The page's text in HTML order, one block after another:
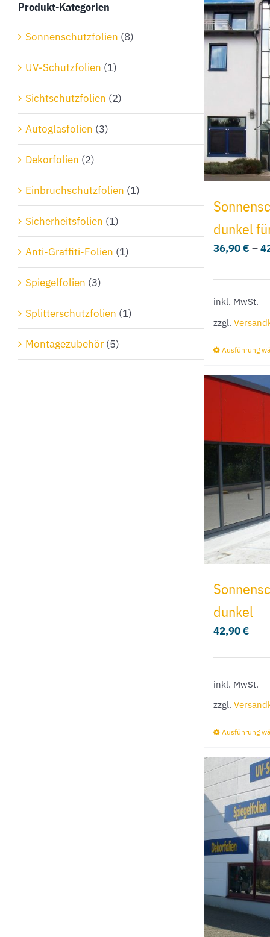
dunkel
36,90€ –
inkl. MwSt.
zzgl.
Ausführung
dunkel
42,90€
inkl. MwSt.
zzgl.
Ausführung
Produkt-Kategorien
Sonnenschutzfolien (8)
UV-Schutzfolien (1)
Sichtschutzfolien (2)
Autoglasfolien (3)
Dekorfolien (2)
Einbruchschutzfolien (1)
Sicherheitsfolien (1)
Anti-Graffiti-Folien (1)
Spiegelfolien (3)
Splitterschutzfolien (1)
Montagezubehör (5)